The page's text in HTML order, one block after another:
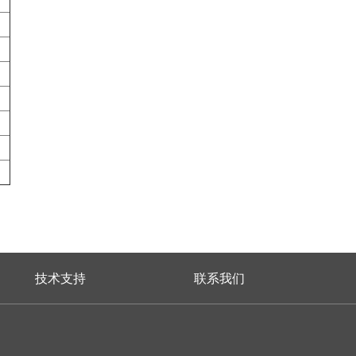
技术支持 联系我们